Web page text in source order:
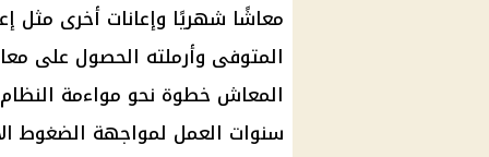
معاشًا شهريًا وإعانات أخرى مثل
المتوفى وأرملته الحصول على
المعاش خطوة نحو مواءمة
سنوات العمل لمواجهة الضغوط